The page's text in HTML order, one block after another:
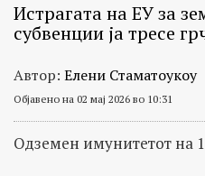
Истрагата на ЕУ за
субвенции ја тресе
Автор: Елени Стаматоукоу
Објавено на 02 мај 2026 во 10:31
Одземен имунитетот на